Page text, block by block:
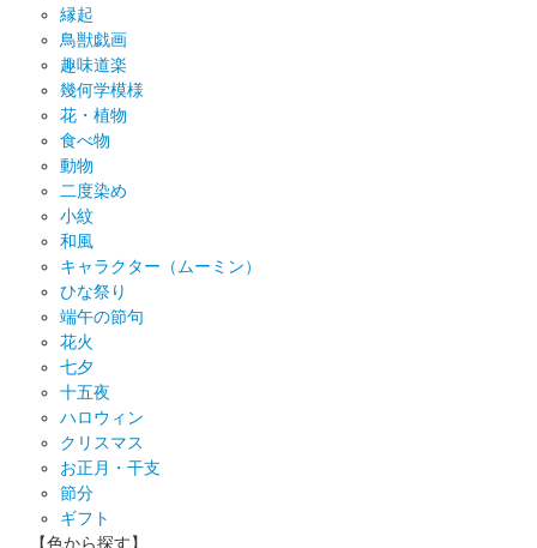
縁起
鳥獣戯画
趣味道楽
幾何学模様
花・植物
食べ物
動物
二度染め
小紋
和風
キャラクター（ムーミン）
ひな祭り
端午の節句
花火
七夕
十五夜
ハロウィン
クリスマス
お正月・干支
節分
ギフト
【色から探す】